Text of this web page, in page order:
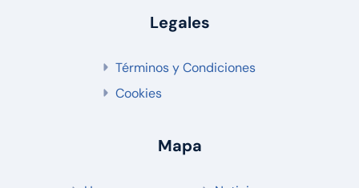
Legales
Términos y Condiciones
Cookies
Mapa